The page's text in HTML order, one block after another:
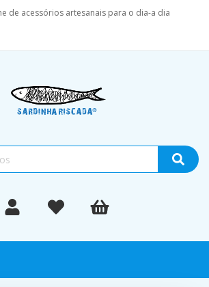
de acessórios artesanais para o dia-a dia